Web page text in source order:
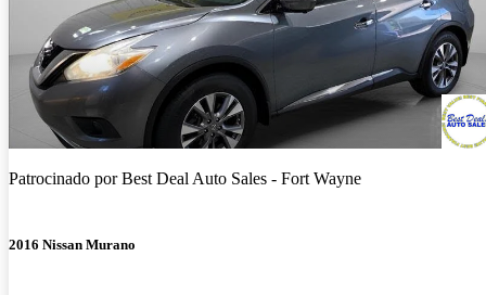
Patrocinado porBest Deal Auto Sales - Fort Wayne
2016 Nissan Murano